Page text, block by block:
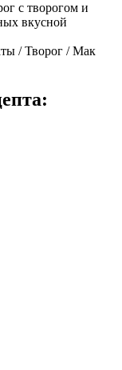
с творогом и
вкусной
/ Творог / Мак